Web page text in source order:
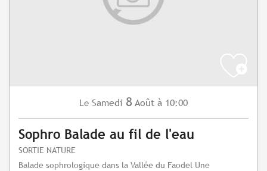
Le Samedi 8 Août à 10:00
Sophro Balade au fil de l'eau
SORTIE NATURE
Balade sophrologique dans la Vallée du Faodel Une